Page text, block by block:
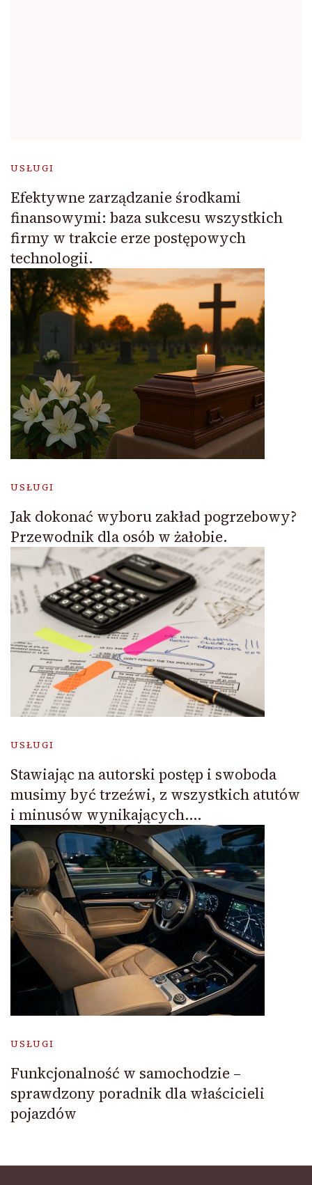
USŁUGI
Efektywne zarządzanie środkami
finansowymi: baza sukcesu wszystkich
firmy w trakcie erze postępowych
technologii.
USŁUGI
Jak dokonać wyboru zakład pogrzebowy?
Przewodnik dla osób w żałobie.
USŁUGI
Stawiając na autorski postęp i swoboda
musimy być trzeźwi, z wszystkich atutów
i minusów wynikających….
USŁUGI
Funkcjonalność w samochodzie –
sprawdzony poradnik dla właścicieli
pojazdów